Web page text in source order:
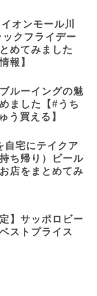
オンモール川
クフライデー
めてみました
報】
ルーイングの魅
ました【#うち
う買える】
自宅にテイクア
ち帰り）ビール
店をまとめてみ
】サッポロビー
ストプライス